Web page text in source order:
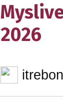
2026